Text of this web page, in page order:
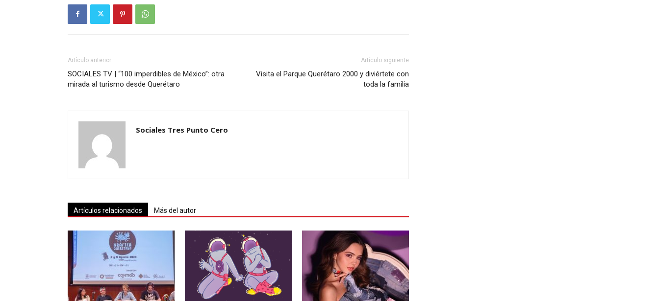
Artículo anterior
SOCIALES TV | “100 imperdibles de México”: otra
mirada al turismo desde Querétaro
Artículo siguiente
Visita el Parque Querétaro 2000 y diviértete con
toda la familia
Sociales Tres Punto Cero
Artículos relacionados Más del autor